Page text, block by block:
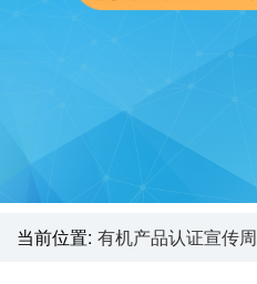
当前位置: 有机产品认证宣传周